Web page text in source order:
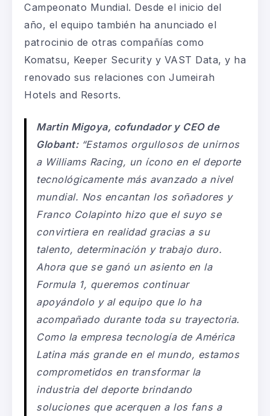
Campeonato Mundial. Desde el inicio del
año, el equipo también ha anunciado el
patrocinio de otras compañías como
Komatsu, Keeper Security y VAST Data, y ha
renovado sus relaciones con Jumeirah
Hotels and Resorts.
Martin Migoya, cofundador y CEO de
Globant: “Estamos orgullosos de unirnos
a Williams Racing, un ícono en el deporte
tecnológicamente más avanzado a nivel
mundial. Nos encantan los soñadores y
Franco Colapinto hizo que el suyo se
convirtiera en realidad gracias a su
talento, determinación y trabajo duro.
Ahora que se ganó un asiento en la
Formula 1, queremos continuar
apoyándolo y al equipo que lo ha
acompañado durante toda su trayectoria.
Como la empresa tecnología de América
Latina más grande en el mundo, estamos
comprometidos en transformar la
industria del deporte brindando
soluciones que acerquen a los fans a